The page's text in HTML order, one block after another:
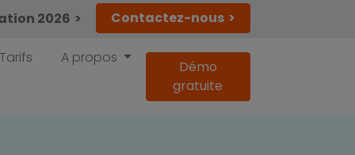
2026 Contactez-nous
Tarifs A propos
Démo
gratuite